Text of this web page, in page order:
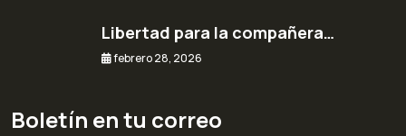
Libertad para la compañera…
febrero 28, 2026
Boletín en tu correo